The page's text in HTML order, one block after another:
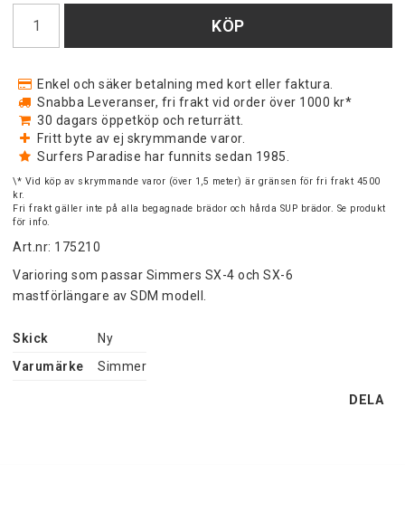
KÖP
Enkel och säker betalning med kort eller faktura.
Snabba Leveranser, fri frakt vid order över 1000 kr*
30 dagars öppetköp och returrätt.
Fritt byte av ej skrymmande varor.
Surfers Paradise har funnits sedan 1985.
\* Vid köp av skrymmande varor (över 1,5 meter) är gränsen för fri frakt 4500
kr.
Fri frakt gäller inte på alla begagnade brädor och hårda SUP brädor. Se produkt
för info.
Art.nr: 175210
Varioring som passar Simmers SX-4 och SX-6
mastförlängare av SDM modell.
Skick
Ny
Varumärke
Simmer
DELA